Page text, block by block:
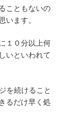
こともないの
います。
１０分以上何
いといわれて
を続けること
るだけ早く処